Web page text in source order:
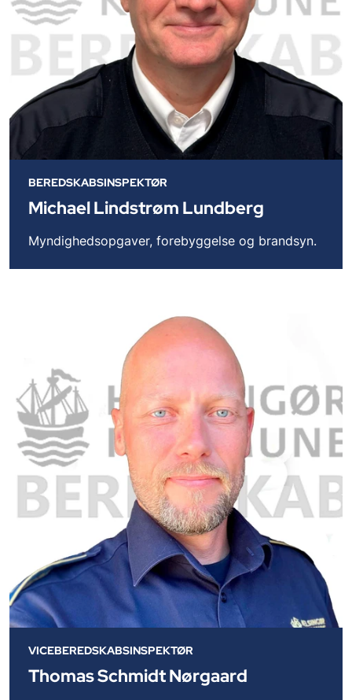
BEREDSKABSINSPEKTØR
Michael Lindstrøm Lundberg
Myndighedsopgaver, forebyggelse og brandsyn.
VICEBEREDSKABSINSPEKTØR
Thomas Schmidt Nørgaard